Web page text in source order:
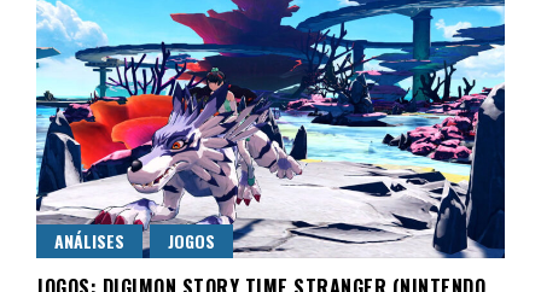
ANÁLISES JOGOS